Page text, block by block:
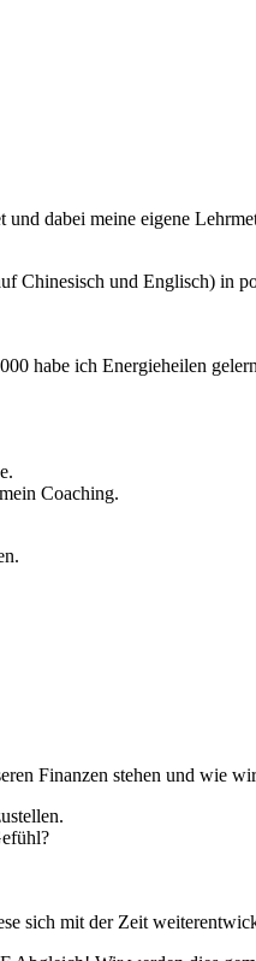
dabei meine eigene
Chinesisch und Englisch) in
habe ich Energieheilen
Coaching.
Finanzen stehen und wie
sich mit der Zeit